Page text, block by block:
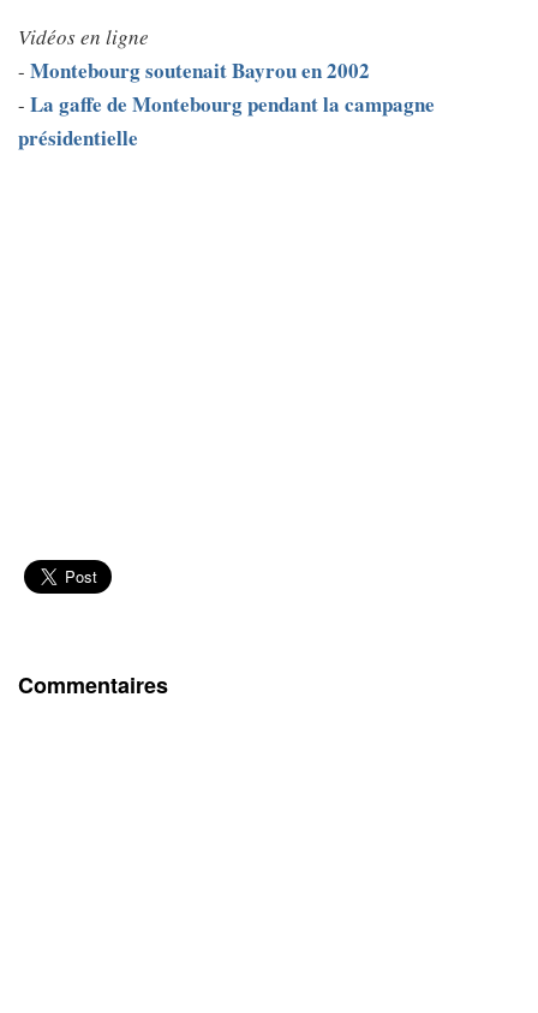
Vidéos en ligne
- Montebourg soutenait Bayrou en 2002
- La gaffe de Montebourg pendant la campagne
présidentielle
Commentaires